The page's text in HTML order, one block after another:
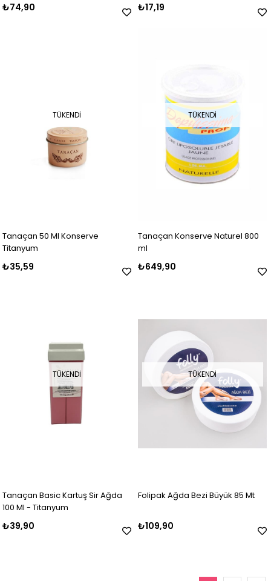
₺74,90 ₺17,19
TÜKENDI
Tanaçan 50 Ml Konserve
Titanyum
₺35,59
TÜKENDI
Tanaçan Konserve Naturel 800
ml
₺649,90
TÜKENDI
Tanaçan Basic Kartuş Sir Ağda
100 Ml - Titanyum
₺39,90
TÜKENDI
Folipak Ağda Bezi Büyük 85 Mt
₺109,90